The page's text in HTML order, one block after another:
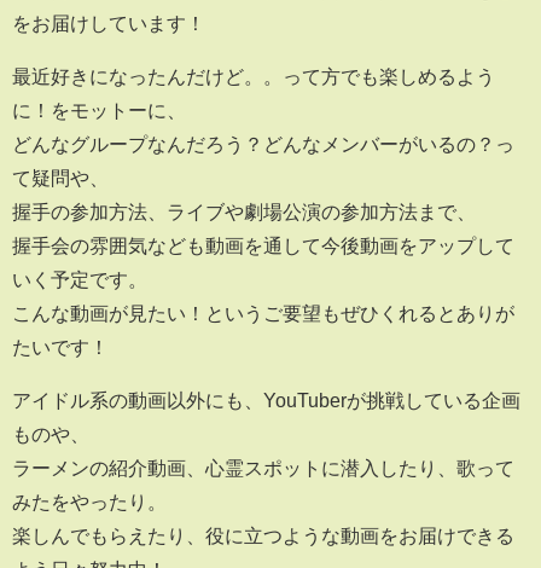
をお届けしています！
最近好きになったんだけど。。って方でも楽しめるよう
に！をモットーに、
どんなグループなんだろう？どんなメンバーがいるの？っ
て疑問や、
握手の参加方法、ライブや劇場公演の参加方法まで、
握手会の雰囲気なども動画を通して今後動画をアップして
いく予定です。
こんな動画が見たい！というご要望もぜひくれるとありが
たいです！
アイドル系の動画以外にも、YouTuberが挑戦している企画
ものや、
ラーメンの紹介動画、心霊スポットに潜入したり、歌って
みたをやったり。
楽しんでもらえたり、役に立つような動画をお届けできる